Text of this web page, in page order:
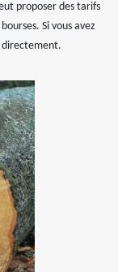
proposer des tarifs
Si vous avez
directement.